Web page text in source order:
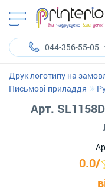
044-356-55-05
Друк логотипу на
Письмові приладдя
Арт.
0.0/